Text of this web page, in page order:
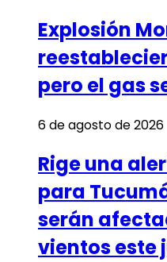
Explosión
pero el gas
6 de agosto de 2026
Rige una
para
serán
vientos este